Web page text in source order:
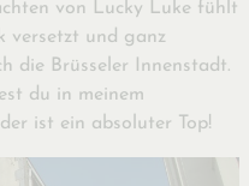
von Lucky Luke fühlt
versetzt und ganz
die Brüsseler Innenstadt.
du in meinem
ist ein absoluter Top!